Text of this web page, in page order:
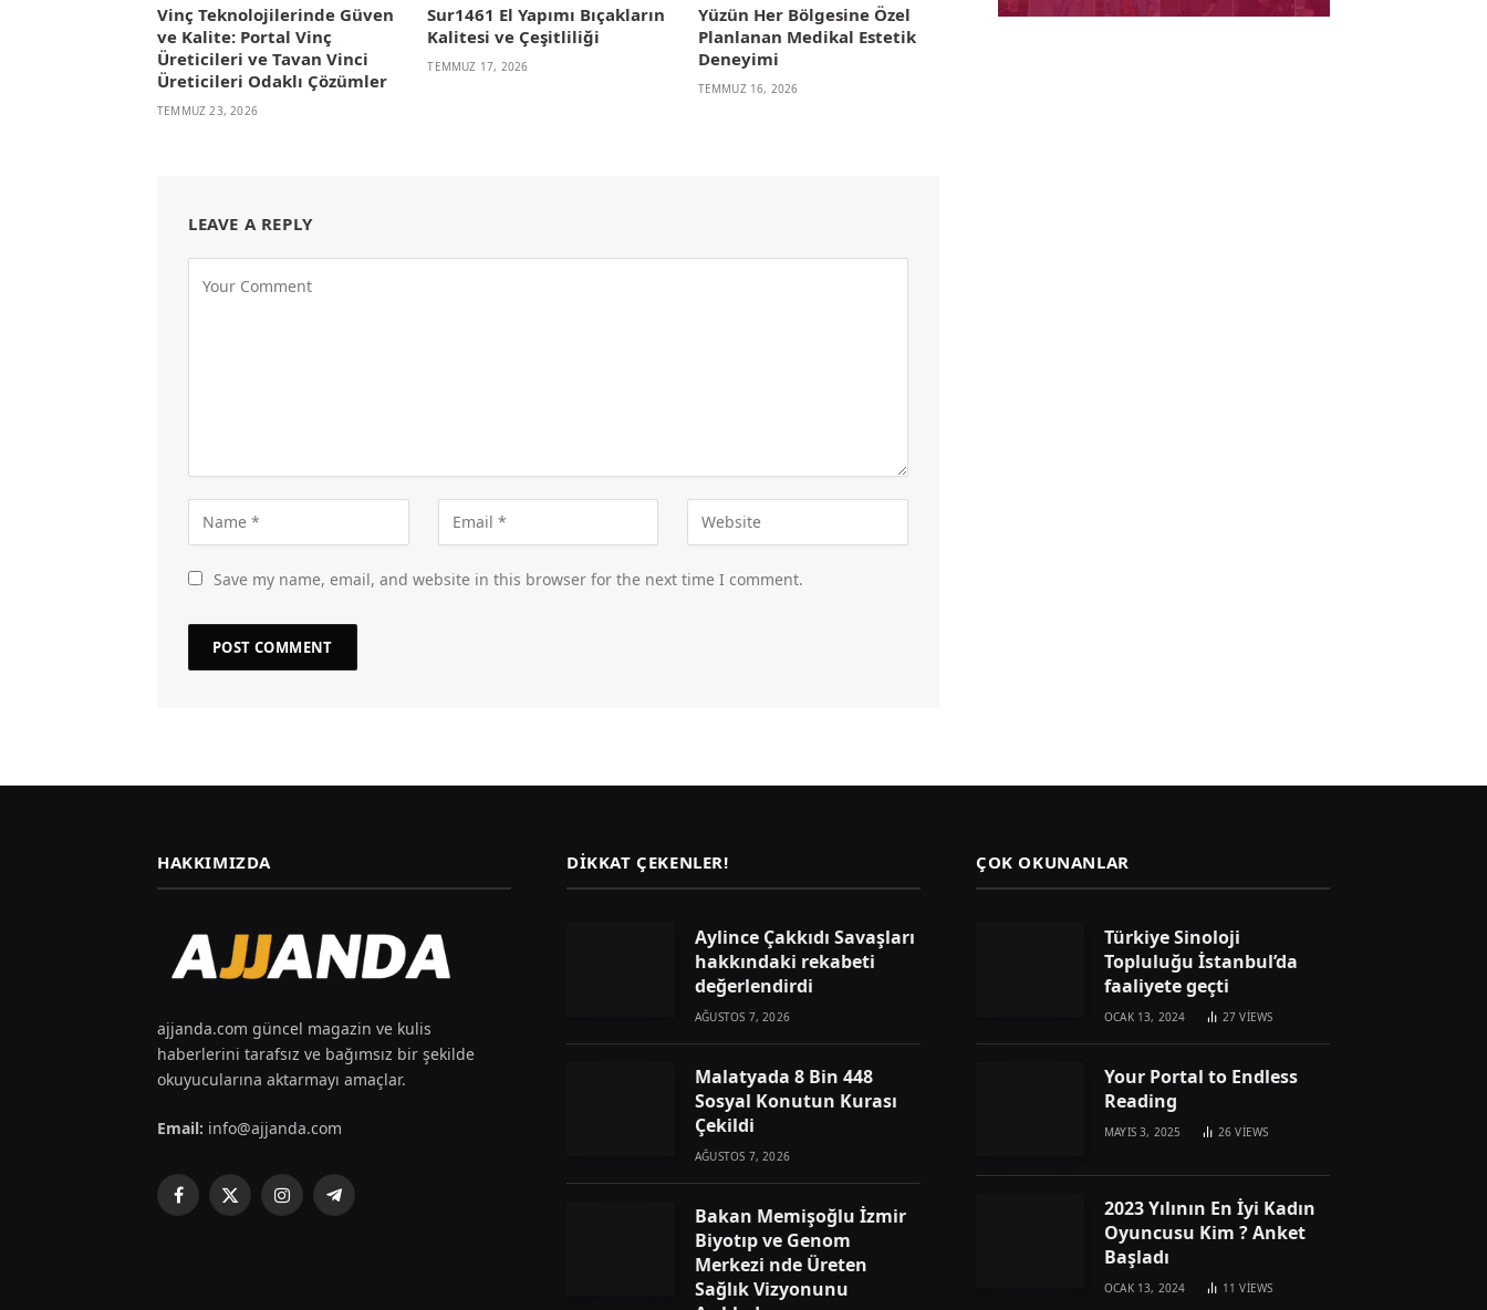
Vinç Teknolojilerinde Güven
ve Kalite: Portal Vinç
Üreticileri ve Tavan Vinci
Üreticileri Odaklı Çözümler
TEMMUZ 23, 2026
Sur1461 El Yapımı Bıçakların
Kalitesi ve Çeşitliliği
TEMMUZ 17, 2026
Yüzün Her Bölgesine Özel
Planlanan Medikal Estetik
Deneyimi
TEMMUZ 16, 2026
LEAVE A REPLY
Save my name, email, and website in this browser for the next time I comment.
HAKKIMIZDA
ajjanda.com güncel magazin ve kulis
haberlerini tarafsız ve bağımsız bir şekilde
okuyucularına aktarmayı amaçlar.
Email: info@ajjanda.com
Facebook
X
InstagramTelegram
DIKKAT ÇEKENLER!
Aylince Çakkıdı Savaşları
hakkındaki rekabeti
değerlendirdi
AĞUSTOS 7, 2026
Malatyada 8 Bin 448
Sosyal Konutun Kurası
Çekildi
AĞUSTOS 7, 2026
Bakan Memişoğlu İzmir
Biyotıp ve Genom
Merkezi nde Üreten
Sağlık Vizyonunu
ÇOK OKUNANLAR
Türkiye Sinoloji
Topluluğu İstanbul’da
faaliyete geçti
OCAK 13, 2024 27VIEWS
Your Portal to Endless
Reading
MAYIS 3, 2025 26VIEWS
2023 Yılının En İyi Kadın
Oyuncusu Kim ? Anket
Başladı
OCAK 13, 2024 11VIEWS